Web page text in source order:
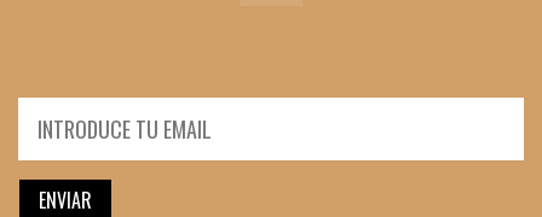
ENVIAR